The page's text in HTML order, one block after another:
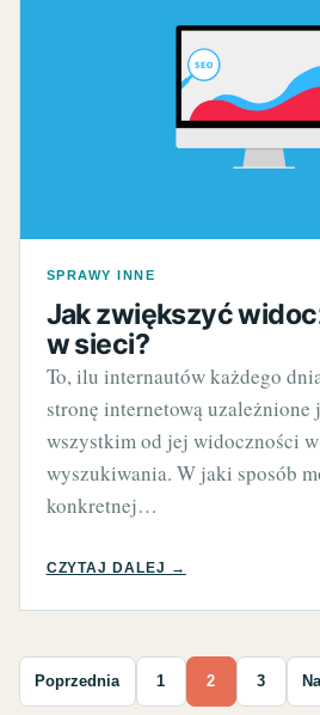
SPRAWY INNE
Jak zwiększyć
w sieci?
To, ilu internautów każdego
stronę internetową uzależnione
wszystkim od jej widoczności
wyszukiwania. W jaki sposób
konkretnej…
CZYTAJ DALEJ →
Stronicowanie
Poprzednia 1 2 3